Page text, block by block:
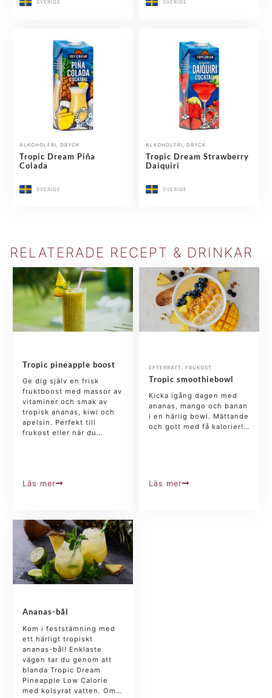
SVERIGE SVERIGE
ALKOHOLFRI ,DRYCK
Tropic Dream Piña
Colada
SVERIGE
ALKOHOLFRI ,DRYCK
Tropic Dream Strawberry
Daiquiri
SVERIGE
RELATERADE RECEPT & DRINKAR
Tropic pineapple boost
Ge dig själv en frisk
fruktboost med massor av
vitaminer och smak av
tropisk ananas, kiwi och
apelsin. Perfekt till
frukost eller när du…
Läs mer
EFTERRÄTT FRUKOST
Tropic smoothiebowl
Kicka igång dagen med
ananas, mango och banan
i en härlig bowl. Mättande
och gott med få kalorier!…
Läs mer
Ananas-bål
Kom i feststämning med
ett härligt tropiskt
ananas-bål! Enklaste
vägen tar du genom att
blanda Tropic Dream
Pineapple Low Calorie
med kolsyrat vatten. Om…